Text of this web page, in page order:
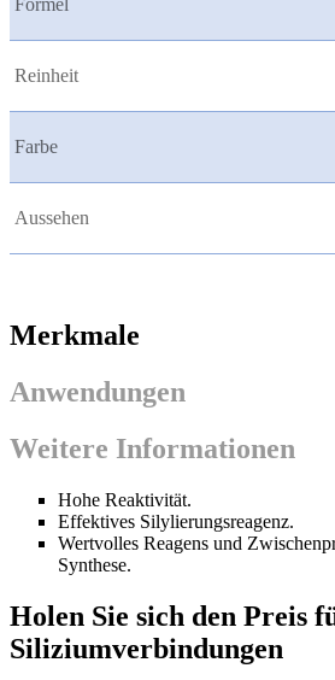
Formel
Reinheit
Farbe
Aussehen
Merkmale
Anwendungen
Weitere Informationen
Hohe Reaktivität.
Effektives Silylierungsreagenz.
Wertvolles Reagens und
Synthese.
Holen Sie sich den Preis
Siliziumverbindungen